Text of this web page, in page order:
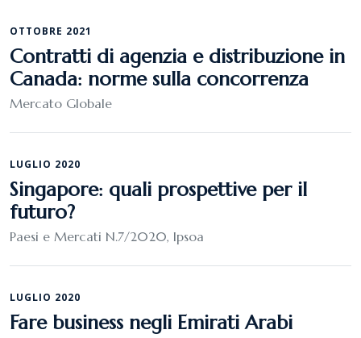
OTTOBRE 2021
Contratti di agenzia e distribuzione in
Canada: norme sulla concorrenza
Mercato Globale
LUGLIO 2020
Singapore: quali prospettive per il
futuro?
Paesi e Mercati N.7/2020, Ipsoa
LUGLIO 2020
Fare business negli Emirati Arabi